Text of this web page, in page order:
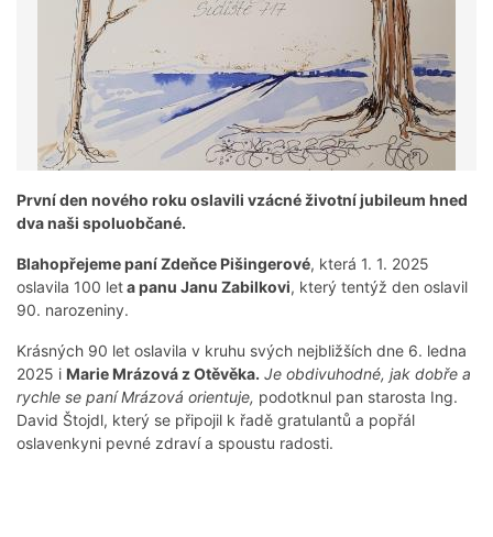
První den nového roku oslavili vzácné životní jubileum hned
dva naši spoluobčané.
Blahopřejeme paní Zdeňce Pišingerové, která 1. 1. 2025
oslavila 100 leta panu Janu Zabilkovi, který tentýž den oslavil
90. narozeniny.
Krásných 90 let oslavila v kruhu svých nejbližších dne 6. ledna
2025 i Marie Mrázová z Otěvěka. Je obdivuhodné, jak dobře a
rychle se paní Mrázová orientuje, podotknul pan starosta Ing.
David Štojdl, který se připojil k řadě gratulantů a popřál
oslavenkyni pevné zdraví a spoustu radosti.